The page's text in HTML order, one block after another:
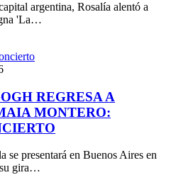
argentina, Rosalía alentó a
'La…
REGRESA A
MONTERO:
se presentará en Buenos Aires en
su gira…